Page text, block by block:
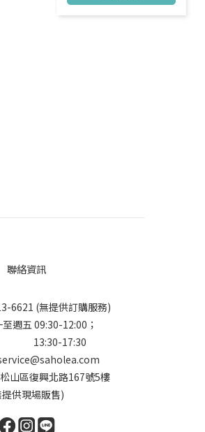
聯絡資訊
6621 (無提供訂購服務)
週五 09:30-12:00；
17:30
山區復興北路167號5樓
供現場販售)